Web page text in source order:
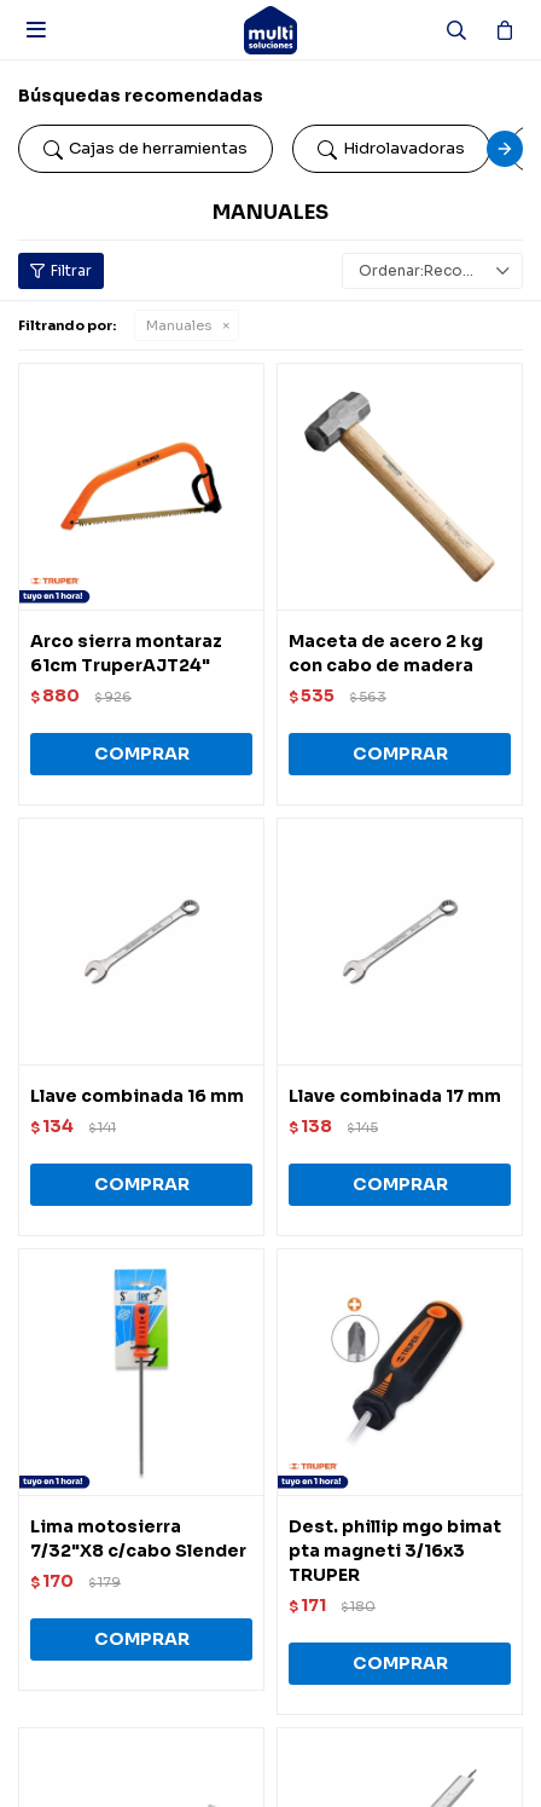

Búsquedas recomendadas
Cajas de herramientas Hidrolavadoras
MANUALES
Recomendados
Filtrando por: Manuales
Arco sierra montaraz
61cm TruperAJT24"
$ 880 $926
Maceta de acero 2 kg
con cabo de madera
$535 $563
Llave combinada 16 mm
$ 134 $141
Llave combinada 17 mm
$ 138 $145
Lima motosierra
7/32"X8 c/cabo Slender
$ 170 $179
Dest. phillip mgo bimat
pta magneti 3/16x3
TRUPER
$ 171 $180